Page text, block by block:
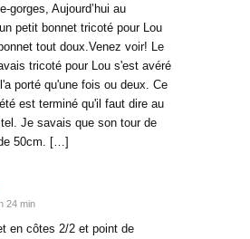
gorges, Aujourd’hui au
petit bonnet tricoté pour Lou
tout doux.Venez voir! Le
tricoté pour Lou s'est avéré
porté qu'une fois ou deux. Ce
est terminé qu'il faut dire au
Je savais que son tour de
50cm. […]
24 min
en côtes 2/2 et point de